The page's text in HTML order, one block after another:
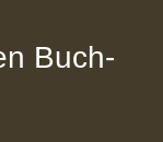
Buch-